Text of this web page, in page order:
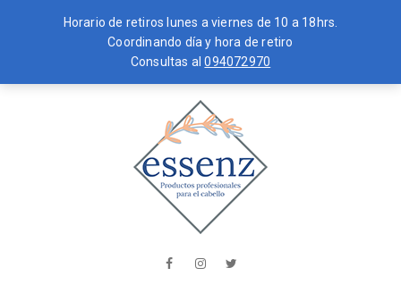
Horario de retiros lunes a viernes de 10 a 18hrs.
Coordinando día y hora de retiro
Consultas al094072970
to
essenz
EL CABELLO
FacebookInstagram